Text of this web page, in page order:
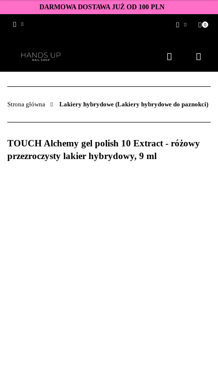
DARMOWA DOSTAWA JUŻ OD 100 PLN
Zarejestruj się
Dodaj zgłoszenie
Zgody cookies
0
Strona główna Lakiery hybrydowe (Lakiery hybrydowe do paznokci)
TOUCH Alchemy gel polish 10 Extract - różowy
przezroczysty lakier hybrydowy, 9 ml